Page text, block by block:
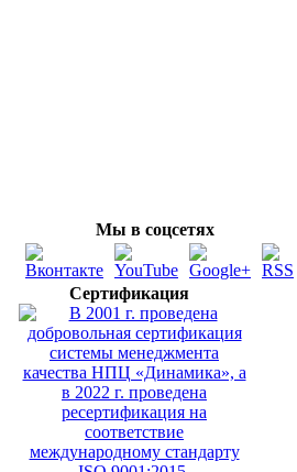
Мы в соцсетях
Сертификация